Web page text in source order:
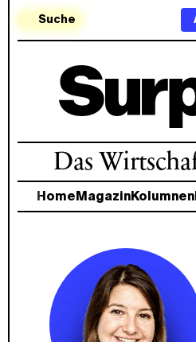
Suche
Das
Home MagazinKolumnen